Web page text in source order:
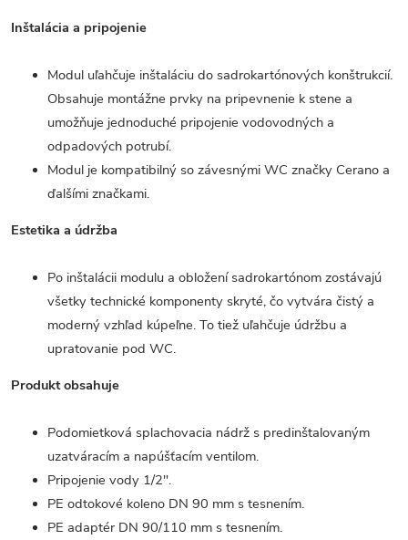
Inštalácia a pripojenie
Modul uľahčuje inštaláciu do sadrokartónových konštrukcií.
Obsahuje montážne prvky na pripevnenie k stene a
umožňuje jednoduché pripojenie vodovodných a
odpadových potrubí.
Modul je kompatibilný so závesnými WC značky Cerano a
ďalšími značkami.
Estetika a údržba
Po inštalácii modulu a obložení sadrokartónom zostávajú
všetky technické komponenty skryté, čo vytvára čistý a
moderný vzhľad kúpeľne. To tiež uľahčuje údržbu a
upratovanie pod WC.
Produkt obsahuje
Podomietková splachovacia nádrž s predinštalovaným
uzatváracím a napúšťacím ventilom.
Pripojenie vody 1/2".
PE odtokové koleno DN 90 mm s tesnením.
PE adaptér DN 90/110 mm s tesnením.